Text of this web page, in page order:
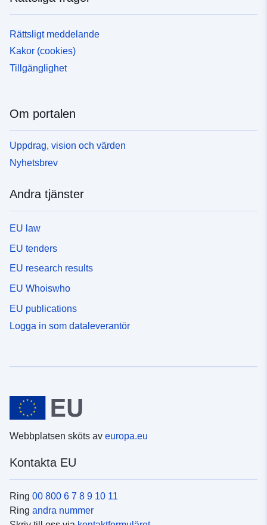
Rättsligt meddelande
Kakor (cookies)
Tillgänglighet
Om portalen
Uppdrag, vision och värden
Nyhetsbrev
Andra tjänster
EU law
EU tenders
EU research results
EU Whoiswho
EU publications
Logga in som dataleverantör
Webbplatsen sköts av europa.eu
Kontakta EU
Ring 00 800 6 7 8 9 10 11
Ring andra nummer